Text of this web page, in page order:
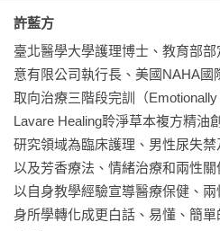
──── 許藍方
許藍方
臺北醫學大學護理博士、教育部
意有限公司執行長、美國NAHA
取向治療三階段完訓（Emotionally
Lavare Healing聆淨草本複方精油
研究領域為臨床護理、男性尿失禁
以及芳香療法、情緒治療和兩性關
以自身教學經驗宣導醫療保健、
身所學轉化成更白話、易懂、簡